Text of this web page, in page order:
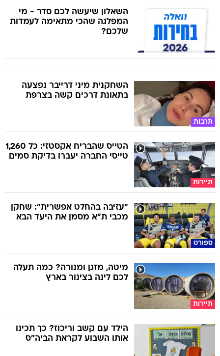
השאלון שיעשה לכם סדר - מי
המפלגה שהכי מתאימה לעמדות
שלכם?
תרבות
השחקנית מיני דרייבר נפצעה
בתאונת דרכים קשה בצרפת
תיירות
הטייס שהבריח אקסטזי: כל 1,260
טייסי החברה יעברו בדיקת סמים
ספורט
"עזיבה בהחלט אפשרית": שחקן
מכבי ת"א מסמן את היעד הבא
תיירות
מיטה, מזגן ומנורה? כמה תעלה
לכם לינה בצינור בארץ
הילד עם קשב וריכוז? כך תכינו
אותו השבוע לקראת הביה"ס